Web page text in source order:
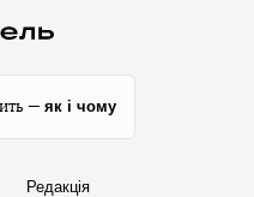
— як і чому
Редакція